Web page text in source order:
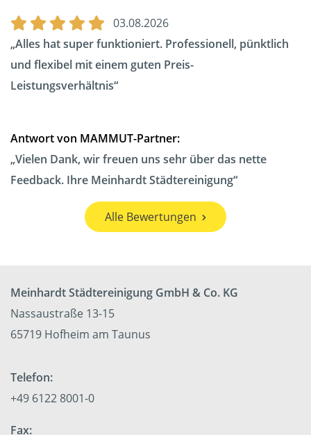
03.08.2026
Alles hat super funktioniert. Professionell, pünktlich
und flexibel mit einem guten Preis-
Leistungsverhältnis
Antwort von MAMMUT-Partner:
Vielen Dank, wir freuen uns sehr über das nette
Feedback. Ihre Meinhardt Städtereinigung
Alle Bewertungen
Meinhardt Städtereinigung GmbH & Co. KG
Nassaustraße 13-15
65719 Hofheim am Taunus
Telefon:
+49 6122 8001-0
Fax: